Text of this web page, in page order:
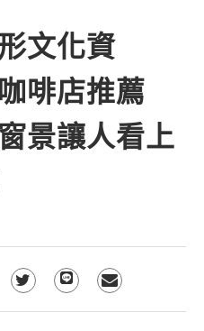
文化資
啡店推薦
景讓人看上